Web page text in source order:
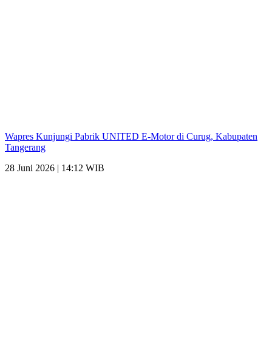
Wapres Kunjungi Pabrik UNITED E-Motor di Curug, Kabupaten
Tangerang
28 Juni 2026 | 14:12 WIB